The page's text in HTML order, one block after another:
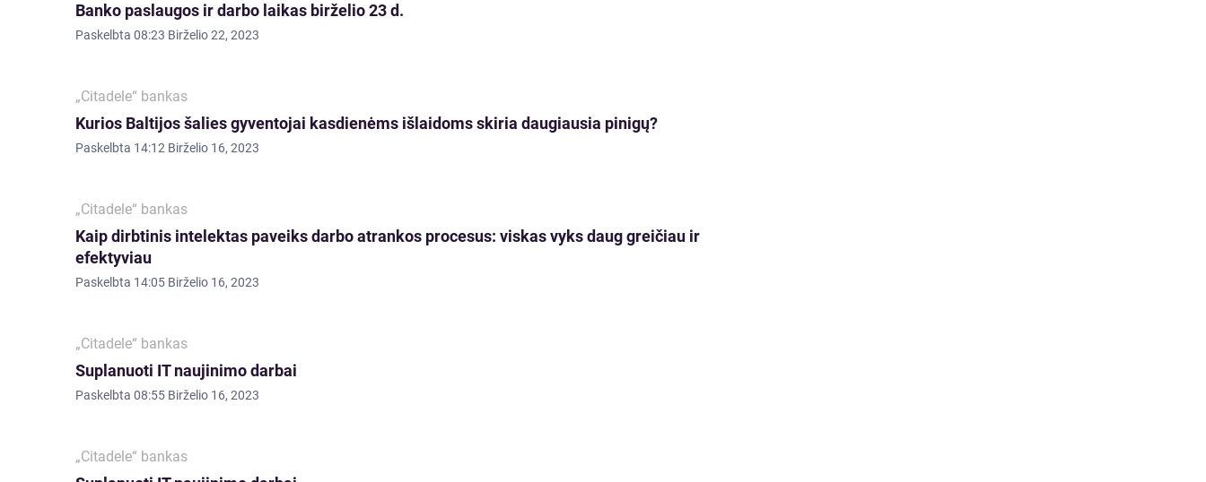
Banko paslaugos ir darbo laikas birželio 23 d.
Paskelbta 08:23 Birželio 22, 2023
„Citadele“ bankas
Kurios Baltijos šalies gyventojai kasdienėms išlaidoms skiria daugiausia pinigų?
Paskelbta 14:12 Birželio 16, 2023
„Citadele“ bankas
Kaip dirbtinis intelektas paveiks darbo atrankos procesus: viskas vyks daug greičiau ir
efektyviau
Paskelbta 14:05 Birželio 16, 2023
„Citadele“ bankas
Suplanuoti IT naujinimo darbai
Paskelbta 08:55 Birželio 16, 2023
„Citadele“ bankas